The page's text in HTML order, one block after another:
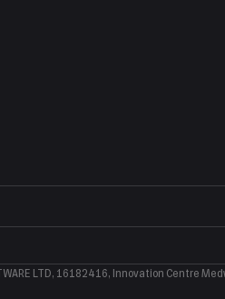
LTD, 16182416, Innovation Centre